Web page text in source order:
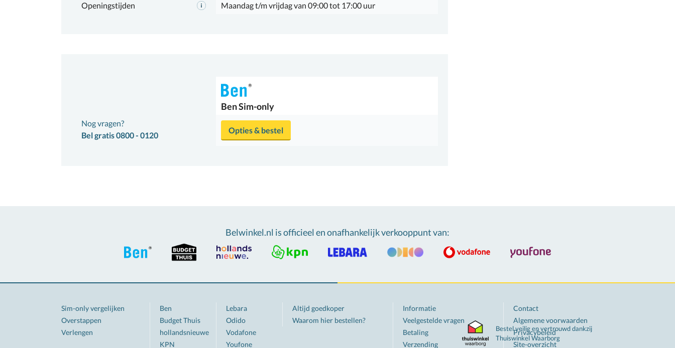
Openingstijden
Maandag t/m vrijdag van 09:00 tot 17:00 uur
BenSim-only
Nog vragen?
Bel gratis 0800 - 0120
Opties & bestel
Bestel veilig en vertrouwd dankzij
ThuiswinkelWaarborg
Belwinkel.nl is officieel en onafhankelijk verkooppunt van:
Sim-only vergelijken
Overstappen
Verlengen
Ben
Budget Thuis
hollandsnieuwe
KPN
Lebara
Odido
Vodafone
Youfone
Altijd goedkoper
Waarom hier bestellen?
Informatie
Veelgestelde vragen
Betaling
Verzending
Contact
Algemene voorwaarden
Privacybeleid
Site-overzicht